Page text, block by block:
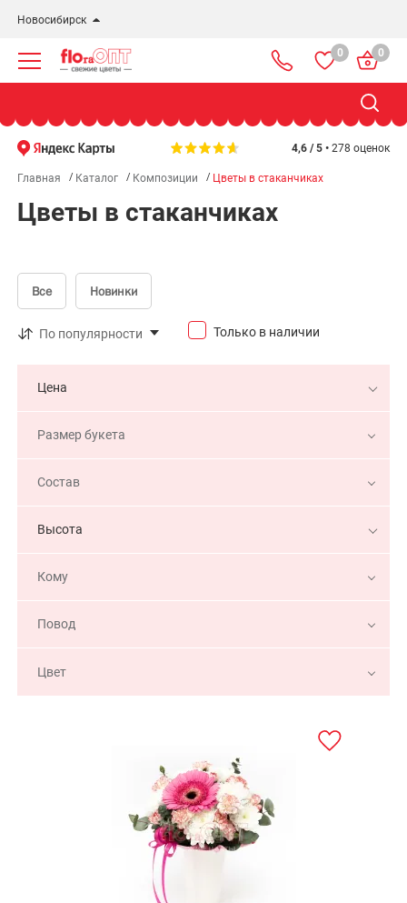
Новосибирск
Новосибирск
Бердск
0 0
4,6 / 5 • 278 оценок
Главная Каталог Композиции Цветы в стаканчиках
Цветы в стаканчиках
Все Новинки
По популярности Только в наличии
Цена
Размер букета
Состав
Высота
Кому
Повод
Цвет